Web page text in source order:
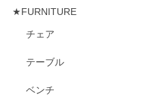
★FURNITURE
チェア
テーブル
ベンチ